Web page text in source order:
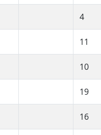
4
11
10
19
16